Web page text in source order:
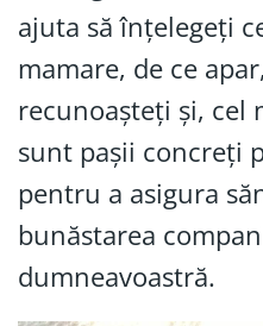
ajuta să înțelegeți
mamare, de ce
recunoașteți și, cel
sunt pașii concreți
pentru a asigura
bunăstarea
dumneavoastră.